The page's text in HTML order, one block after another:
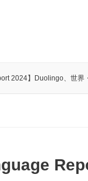
2024】Duolingo、世界